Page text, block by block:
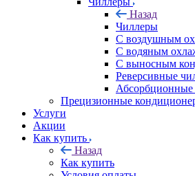
Назад
Чиллеры
С воздушным
С водяным
С выносным
Реверсивные
Прецизионные
Услуги
Акции
Как купить
Назад
Как купить